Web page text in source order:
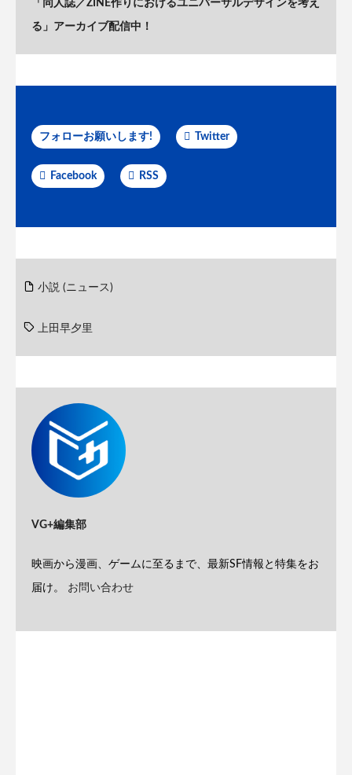
「同人誌／ZINE作りにおけるユニバーサルデザインを考え
る」アーカイブ配信中！
フォローお願いします! Twitter
Facebook RSS
小説 (ニュース)
上田早夕里
VG+編集部
映画から漫画、ゲームに至るまで、最新SF情報と特集をお
届け。 お問い合わせ